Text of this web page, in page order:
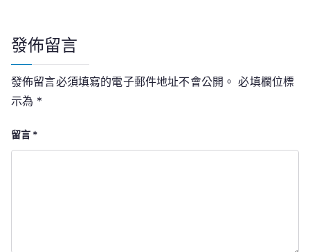
發佈留言
發佈留言必須填寫的電子郵件地址不會公開。 必填欄位標
示為 *
留言 *